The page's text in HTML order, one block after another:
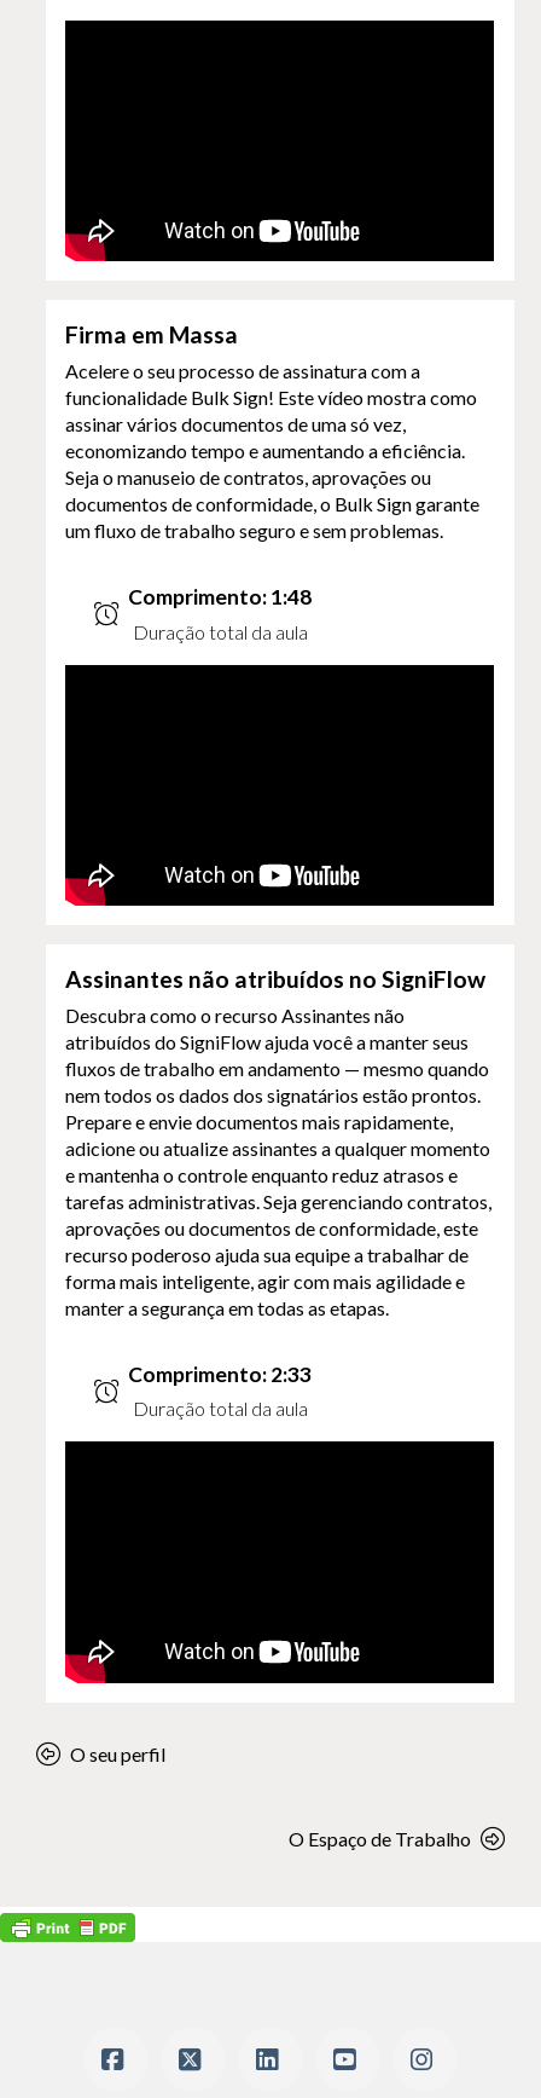
Firma em Massa
Acelere o seu processo de assinatura com a
funcionalidade Bulk Sign! Este vídeo mostra como
assinar vários documentos de uma só vez,
economizando tempo e aumentando a eficiência.
Seja o manuseio de contratos, aprovações ou
documentos de conformidade, o Bulk Sign garante
um fluxo de trabalho seguro e sem problemas.
Comprimento: 1:48
Duração total da aula
Assinantes não atribuídos no SigniFlow
Descubra como o recurso Assinantes não
atribuídos do SigniFlow ajuda você a manter seus
fluxos de trabalho em andamento — mesmo quando
nem todos os dados dos signatários estão prontos.
Prepare e envie documentos mais rapidamente,
adicione ou atualize assinantes a qualquer momento
e mantenha o controle enquanto reduz atrasos e
tarefas administrativas. Seja gerenciando contratos,
aprovações ou documentos de conformidade, este
recurso poderoso ajuda sua equipe a trabalhar de
forma mais inteligente, agir com mais agilidade e
manter a segurança em todas as etapas.
Comprimento: 2:33
Duração total da aula
O seu perfil
O Espaço de Trabalho